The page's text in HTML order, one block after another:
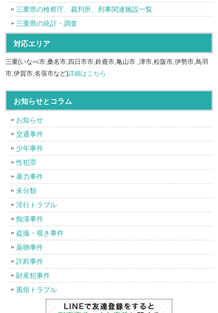
三重県の検察庁、裁判所、刑事関連施設一覧
三重県の統計・調査
対応エリア
三重(いなべ市,桑名市,四日市市,鈴鹿市,亀山市 ,津市,松阪市,伊勢市,鳥羽
市,伊賀市,名張市など)詳細はこちら
お知らせとコラム
お知らせ
交通事件
少年事件
性犯罪
暴力事件
未分類
淫行トラブル
痴漢事件
盗撮・覗き事件
薬物事件
詐欺事件
財産犯事件
風俗トラブル